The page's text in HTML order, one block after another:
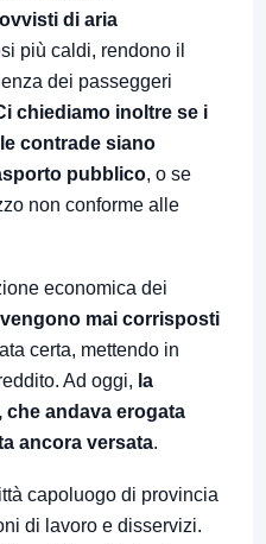
di aria
più caldi, rendono il
dei passeggeri
chiediamo inoltre se i
contrade siano
pubblico, o se
non conforme alle
economica dei
mai corrisposti
certa, mettendo in
Ad oggi, la
andava erogata
ancora versata.
capoluogo di provincia
di lavoro e disservizi.